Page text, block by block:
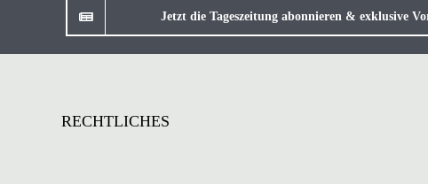
Jetzt die Tageszeitung abonnieren & exklusive
RECHTLICHES